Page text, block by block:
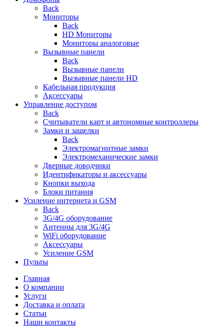
Back
Мониторы
Back
HD Мониторы
Мониторы аналоговые
Вызывные панели
Back
Вызывные панели
Вызывные панели HD
Кабельная продукция
Аксессуары
Управление доступом
Back
Считыватели карт и автономные контроллеры
Замки и защелки
Back
Электромагнитные замки
Электромеханические замки
Дверные доводчики
Идентификаторы и аксессуары
Кнопки выхода
Блоки питания
Усиление интернета и GSM
Back
3G/4G оборудование
Антенны для 3G/4G
WiFi оборудование
Аксессуары
Усиление GSM
Пульты
Главная
О компании
Услуги
Доставка и оплата
Статьи
Наши контакты